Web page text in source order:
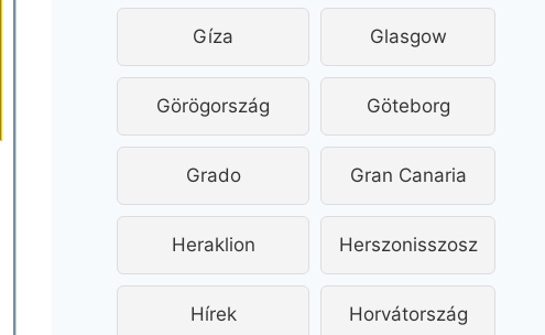
Gíza Glasgow
Görögország Göteborg
Grado Gran Canaria
Heraklion Herszonisszosz
Hírek Horvátország